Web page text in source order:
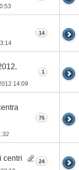
14
14:09
1
75
centri 24